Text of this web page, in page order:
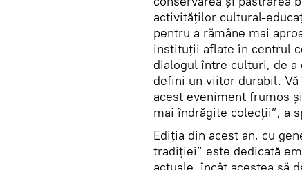
activităților cultural-
pentru a rămâne mai
instituții aflate în centrul
dialogul între culturi, de a
defini un viitor durabil.
acest eveniment frumos
mai îndrăgite colecții”, a
Ediția din acest an, cu
tradiției” este dedicată